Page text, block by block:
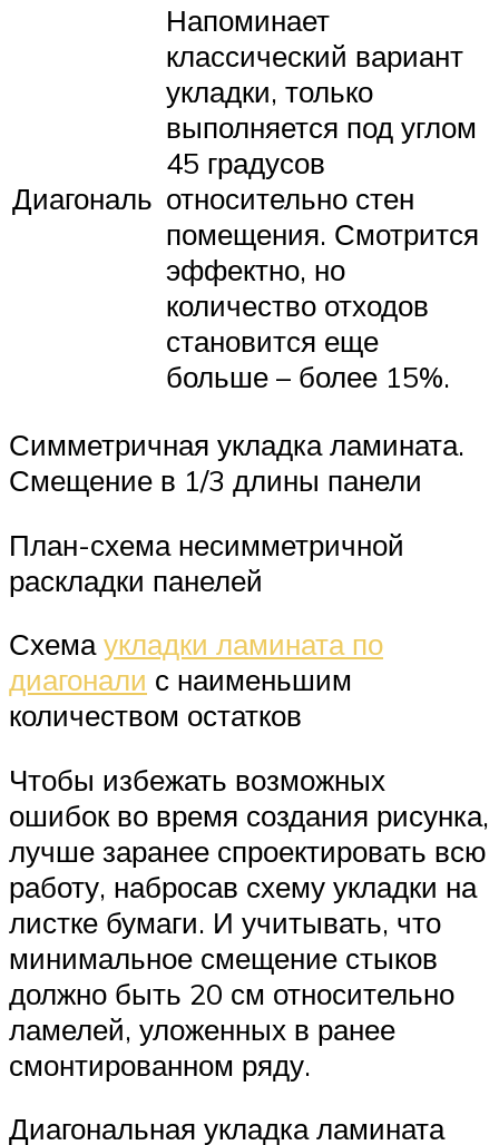
Диагональ
Напоминает
классический вариант
укладки, только
выполняется под углом
45 градусов
относительно стен
помещения. Смотрится
эффектно, но
количество отходов
становится еще
больше – более 15%.
Симметричная укладка ламината.
Смещение в 1/3 длины панели
План-схема несимметричной
раскладки панелей
Схемаукладки ламината по
диагонали с наименьшим
количеством остатков
Чтобы избежать возможных
ошибок во время создания рисунка,
лучше заранее спроектировать всю
работу, набросав схему укладки на
листке бумаги. И учитывать, что
минимальное смещение стыков
должно быть 20 см относительно
ламелей, уложенных в ранее
смонтированном ряду.
Диагональная укладка ламината